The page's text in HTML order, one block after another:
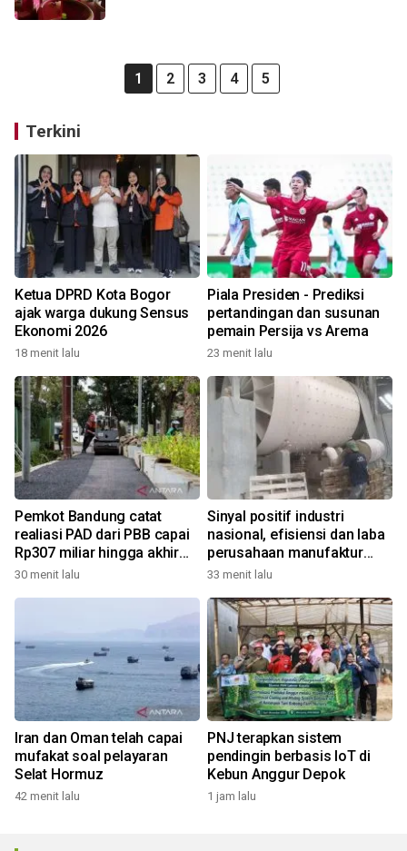
1 2 3 4 5
Terkini
Ketua DPRD Kota Bogor
ajak warga dukung Sensus
Ekonomi 2026
18 menit lalu
Piala Presiden - Prediksi
pertandingan dan susunan
pemain Persija vs Arema
23 menit lalu
Pemkot Bandung catat
realiasi PAD dari PBB capai
Rp307 miliar hingga akhir
Juli 2026
30 menit lalu
Sinyal positif industri
nasional, efisiensi dan laba
perusahaan manufaktur
kian menguat
33 menit lalu
Iran dan Oman telah capai
mufakat soal pelayaran
Selat Hormuz
42 menit lalu
PNJ terapkan sistem
pendingin berbasis IoT di
Kebun Anggur Depok
1 jam lalu